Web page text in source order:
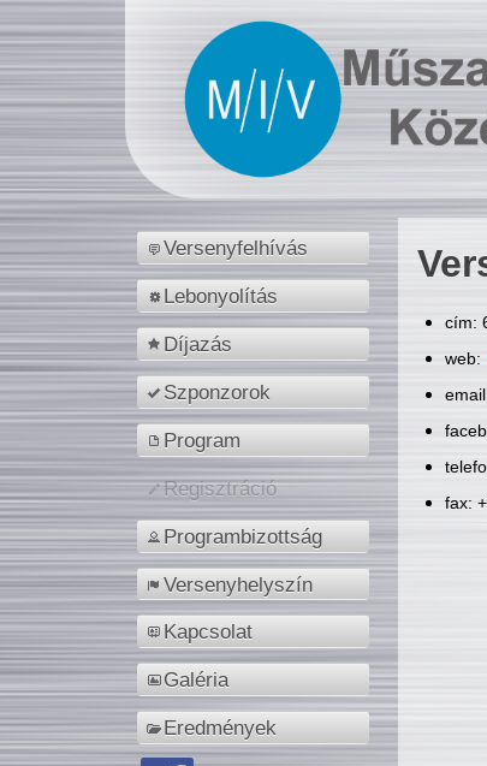
Versenyfelhívás
Lebonyolítás
Díjazás
Szponzorok
Program
Regisztráció
Programbizottság
Versenyhelyszín
Kapcsolat
Galéria
Eredmények
cím:
web:
fax: